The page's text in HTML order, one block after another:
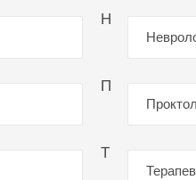
Н
П
Т